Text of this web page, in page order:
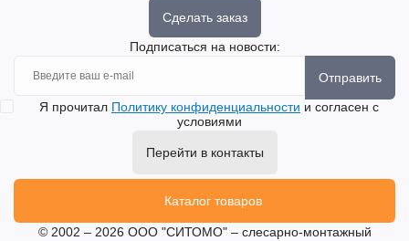
Сделать заказ
Подписаться на новости:
Отправить
Я прочитал Политику конфиденциальности и согласен с
условиями
Перейти в контакты
Каталог товаров
© 2002 – 2026 ООО "СИТОМО" – слесарно-монтажный